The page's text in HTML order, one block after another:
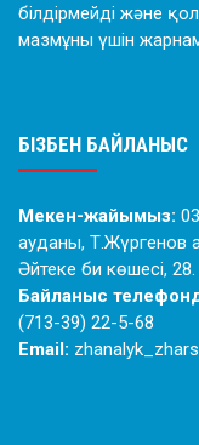
білдірмейді және
мазмұны үшін
БІЗБЕН БАЙЛАНЫС
Мекен-жайымыз:
ауданы, Т.Жүргенов
Әйтеке би көшесі, 28.
Байланыс
(713-39) 22-5-68
Email: